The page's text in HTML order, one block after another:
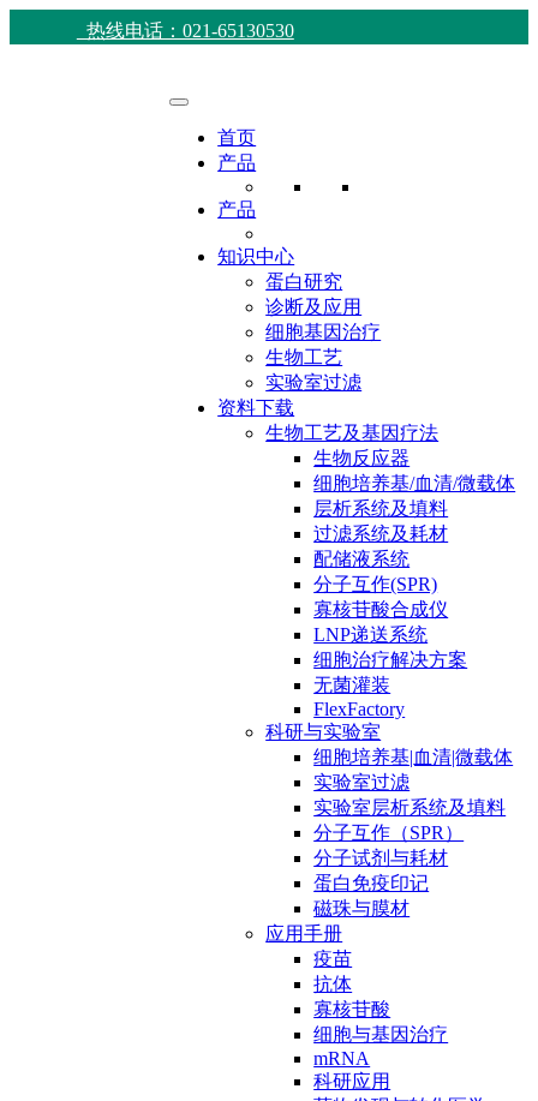
热线电话：021-65130530
首页
产品
产品
知识中心
蛋白研究
诊断及应用
细胞基因治疗
生物工艺
实验室过滤
资料下载
生物工艺及基因疗法
生物反应器
细胞培养基/血清/微载体
层析系统及填料
过滤系统及耗材
配储液系统
分子互作(SPR)
寡核苷酸合成仪
LNP递送系统
细胞治疗解决方案
无菌灌装
FlexFactory
科研与实验室
细胞培养基|血清|微载体
实验室过滤
实验室层析系统及填料
分子互作（SPR）
分子试剂与耗材
蛋白免疫印记
磁珠与膜材
应用手册
疫苗
抗体
寡核苷酸
细胞与基因治疗
mRNA
科研应用